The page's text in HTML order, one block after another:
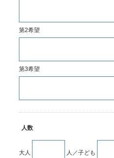
第2希望
第3希望
人数
大人 人／子ども